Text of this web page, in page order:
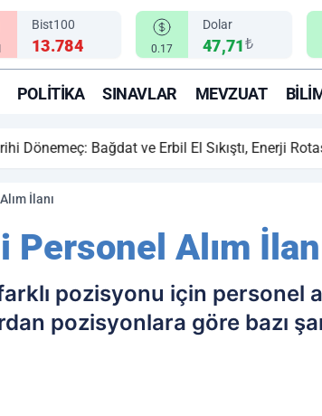
Bist100
13.784 0.17
Dolar
47,71₺
POLITIKA SINAVLAR MEVZUAT
Bağdat ve Erbil El Sıkıştı, Enerji Rotası Türkiye!
İlanı
Alım
pozisyonu için personel
pozisyonlara göre bazı